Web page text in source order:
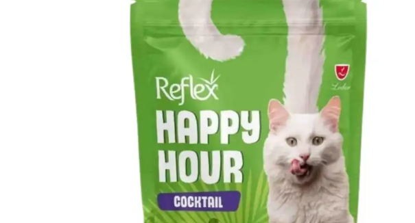
Makine Temizleyiciler / Kireç